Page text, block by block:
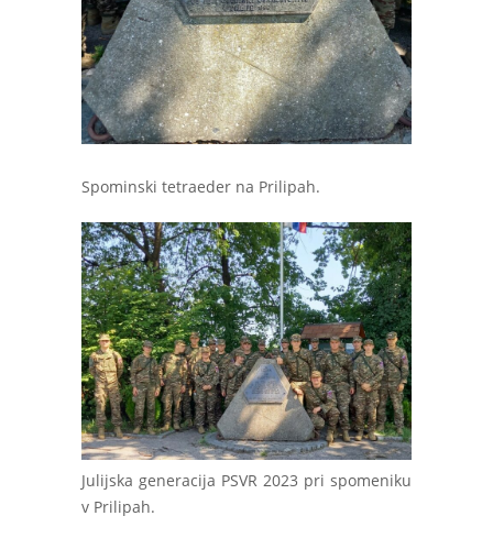
Spominski tetraeder na Prilipah.
Julijska generacija PSVR 2023 pri spomeniku
v Prilipah.